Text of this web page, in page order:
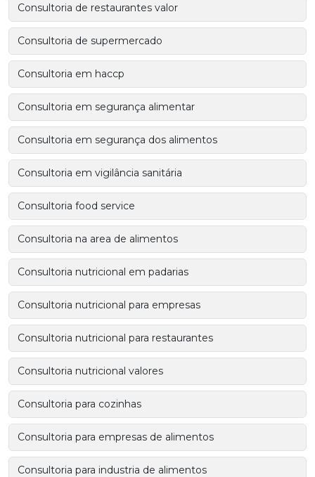
Consultoria de restaurantes valor
Consultoria de supermercado
Consultoria em haccp
Consultoria em segurança alimentar
Consultoria em segurança dos alimentos
Consultoria em vigilância sanitária
Consultoria food service
Consultoria na area de alimentos
Consultoria nutricional em padarias
Consultoria nutricional para empresas
Consultoria nutricional para restaurantes
Consultoria nutricional valores
Consultoria para cozinhas
Consultoria para empresas de alimentos
Consultoria para industria de alimentos